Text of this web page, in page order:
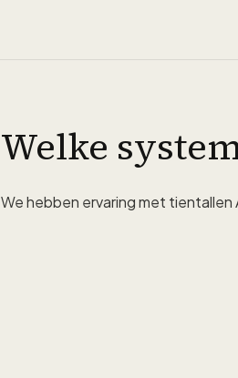
Welke
We hebben ervaring met